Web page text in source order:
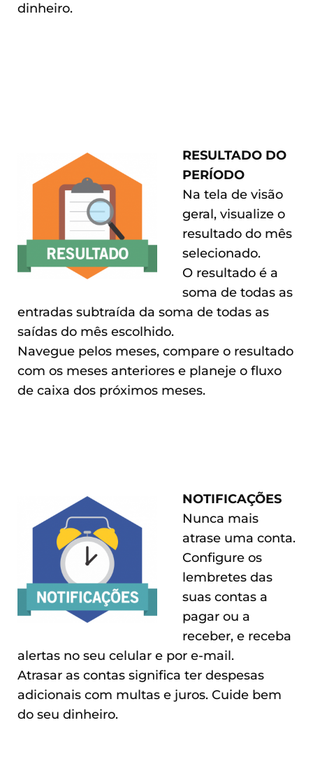
dinheiro.
RESULTADO DO
PERÍODO
Na tela de visão
geral, visualize o
resultado do mês
selecionado.
O resultado é a
soma de todas as
entradas subtraída da soma de todas as
saídas do mês escolhido.
Navegue pelos meses, compare o resultado
com os meses anteriores e planeje o fluxo
de caixa dos próximos meses.
NOTIFICAÇÕES
Nunca mais
atrase uma conta.
Configure os
lembretes das
suas contas a
pagar ou a
receber, e receba
alertas no seu celular e por e-mail.
Atrasar as contas significa ter despesas
adicionais com multas e juros. Cuide bem
do seu dinheiro.